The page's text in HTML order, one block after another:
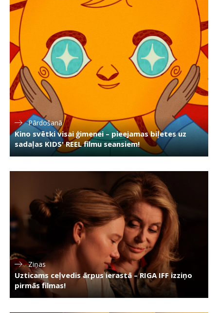
Pārdošanā
Kino svētki visai ģimenei – pieejamas biļetes uz
sadaļas KIDS' REEL filmu seansiem!
Ziņas
Uzticams ceļvedis ārpus ierastā – RIGA IFF izziņo
pirmās filmas!